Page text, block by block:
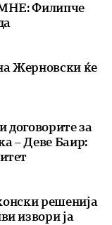
Филипче
Жерновски ќе
за
– Деве Баир:
решенија
извори ја